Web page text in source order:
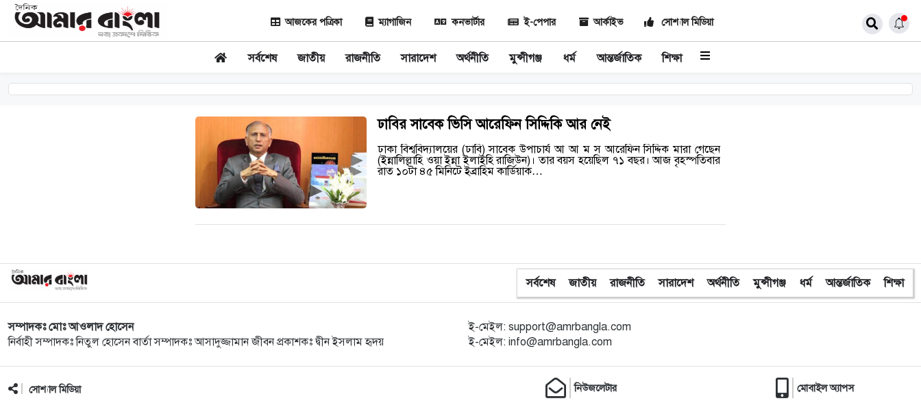
আজকের পত্রিকা ম্যাগাজিন কনভার্টার ই-পেপার আর্কাইভ সোশ্যাল মিডিয়া
সর্বশেষ জাতীয় রাজনীতি সারাদেশ অর্থনীতি মুন্সীগঞ্জ ধর্ম আন্তর্জাতিক শিক্ষা
ঢাবির সাবেক ভিসি আরেফিন সিদ্দিকি আর নেই
ঢাকা বিশ্ববিদ্যালয়ের (ঢাবি) সাবেক উপাচার্য আ আ ম স আরেফিন সিদ্দিক মারা গেছেন
(ইন্নালিল্লাহি ওয়া ইন্না ইলাইহি রাজিউন)। তার বয়স হয়েছিল ৭১ বছর। আজ বৃহস্পতিবার
রাত ১০টা ৪৫ মিনিটে ইব্রাহিম কার্ডিয়াক…
সর্বশেষ জাতীয় রাজনীতি সারাদেশ অর্থনীতি মুন্সীগঞ্জ ধর্ম আন্তর্জাতিক শিক্ষা
সম্পাদকঃ মোঃ আওলাদ হোসেন
নির্বাহী সম্পাদকঃ নিতুল হোসেন বার্তা সম্পাদকঃ আসাদুজ্জামান জীবন প্রকাশকঃ দ্বীন ইসলাম হৃদয়
ই-মেইল: support@amrbangla.com
ই-মেইল: info@amrbangla.com
সোশ্যাল মিডিয়া নিউজলেটার মোবাইল অ্যাপস